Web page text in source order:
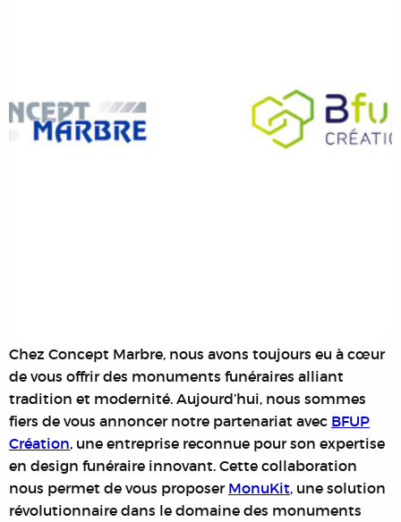
Chez Concept Marbre, nous avons toujours eu à cœur
de vous offrir des monuments funéraires alliant
tradition et modernité. Aujourd’hui, nous sommes
fiers de vous annoncer notre partenariat avec BFUP
Création, une entreprise reconnue pour son expertise
en design funéraire innovant. Cette collaboration
nous permet de vous proposer MonuKit, une solution
révolutionnaire dans le domaine des monuments